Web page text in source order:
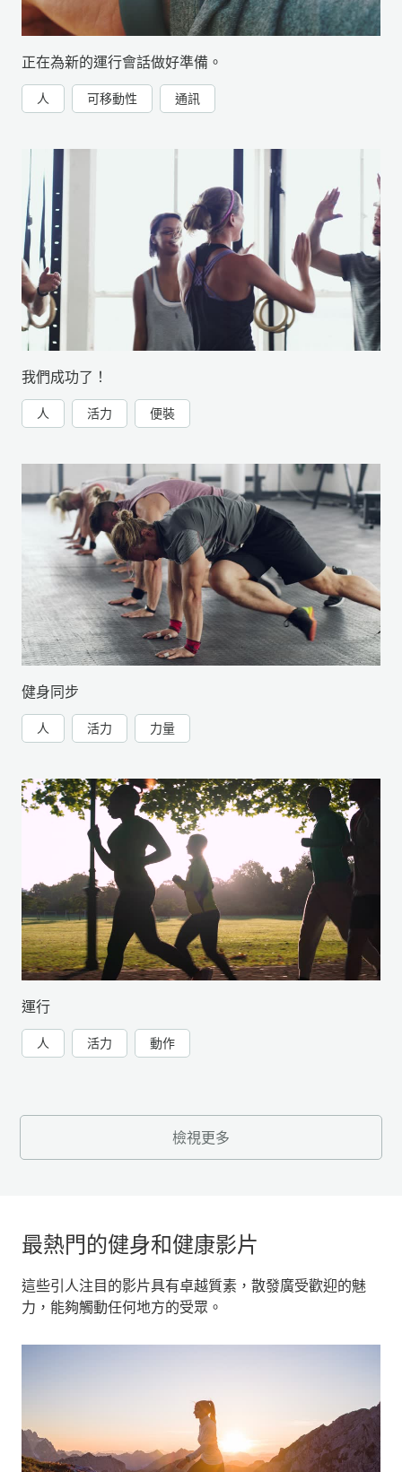
正在為新的運行會話做好準備。
人 可移動性 通訊
我們成功了！
人 活力 便裝
健身同步
人 活力 力量
運行
人 活力 動作
檢視更多
最熱門的健身和健康影片
這些引人注目的影片具有卓越質素，散發廣受歡迎的魅
力，能夠觸動任何地方的受眾。